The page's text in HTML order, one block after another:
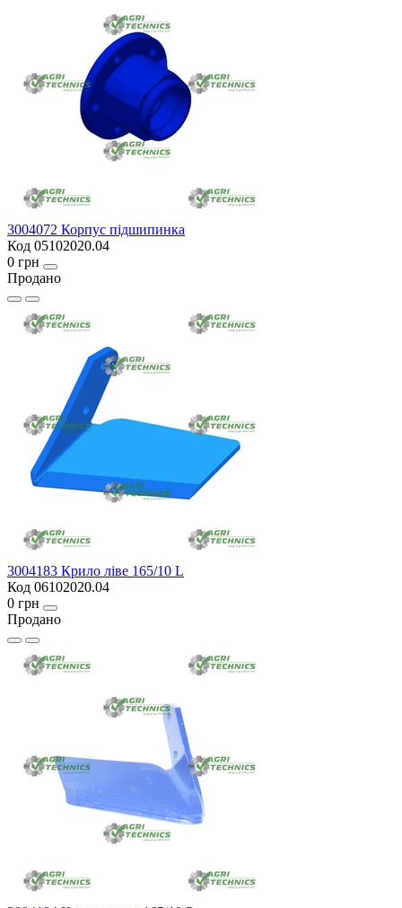
3004072 Корпус підшипинка
Код 05102020.04
0 грн
Продано
3004183 Крило ліве 165/10 L
Код 06102020.04
0 грн
Продано